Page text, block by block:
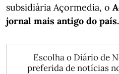
subsidiária Açormedia, o
jornal mais antigo do país.
Escolha o Diário de
preferida de notícias